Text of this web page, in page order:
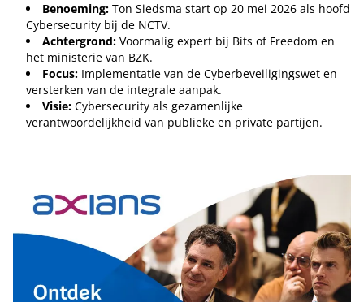
Benoeming: Ton Siedsma start op 20 mei 2026 als hoofd
Cybersecurity bij de NCTV.
Achtergrond: Voormalig expert bij Bits of Freedom en
het ministerie van BZK.
Focus: Implementatie van de Cyberbeveiligingswet en
versterken van de integrale aanpak.
Visie: Cybersecurity als gezamenlijke
verantwoordelijkheid van publieke en private partijen.